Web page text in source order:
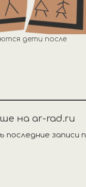
дети после
на ar-rad.ru
записи